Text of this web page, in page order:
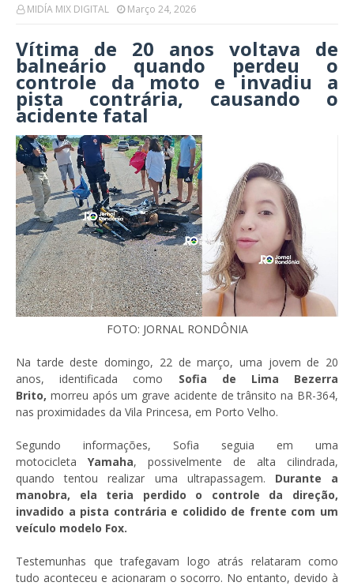
MIDÍA MIX DIGITAL Março 24, 2026
Vítima de 20 anos voltava de
balneário quando perdeu o
controle da moto e invadiu a
pista contrária, causando o
acidente fatal
FOTO: JORNAL RONDÔNIA
Na tarde deste domingo, 22 de março, uma jovem de 20
anos, identificada como Sofia de Lima Bezerra
Brito, morreu após um grave acidente de trânsito na BR-364,
nas proximidades da Vila Princesa, em Porto Velho.
Segundo informações, Sofia seguia em uma
motocicleta Yamaha, possivelmente de alta cilindrada,
quando tentou realizar uma ultrapassagem. Durante a
manobra, ela teria perdido o controle da direção,
invadido a pista contrária e colidido de frente com um
veículo modelo Fox.
Testemunhas que trafegavam logo atrás relataram como
tudo aconteceu e acionaram o socorro. No entanto, devido à